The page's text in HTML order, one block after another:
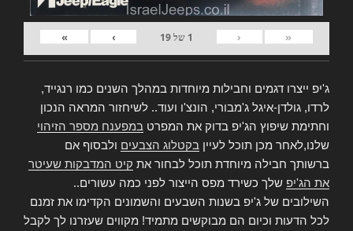
«
‹
1 של19
›
»
ג'יפ ייצרו דגמים וחבילות מיוחדות במהלך השנים כמו רנגייד,
לרדו, גולדן-איגל ג'מבורי, הונצ'ו ועוד.. לשיחזור המראה הנכון
וחתימת שיפוץ הג'יפ בדוק את המפרט במפענח מספר הזיהוי
שלנו,לאחר מכן תוכל לעיין בקטלוג הצבעים ולבסוף אם
ברשותך חבילה מיוחדת תוכל לבחור את קיט המדבקות שעיטר
את הג'יפ שלך כשירד מפס הייצור לפני כמה עשורים..
השילובים של ג'יפ בשנות השבעים והשמונים הקדימו את זמנם
לכל הדעות וכיום הם מבוקשים מתמיד! מקווים שעזרנו לך לקבל